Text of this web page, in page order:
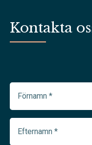
Kontakta
Förnamn
(Required)
Efternamn
(Required)